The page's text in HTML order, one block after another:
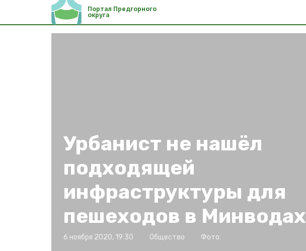
Портал Предгорного
округа
Урбанист не нашёл
подходящей
инфраструктуры для
пешеходов в Минводах
6 ноября 2020, 19:30 Общество Фото: